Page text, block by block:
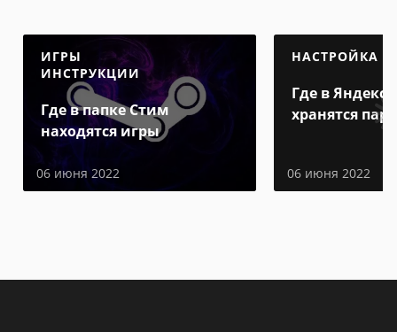
ИГРЫ
ИНСТРУКЦИИ
Где в папке Стим
находятся игры
06 июня 2022
НАСТРОЙКА
Где в Яндекс
хранятся
06 июня 2022